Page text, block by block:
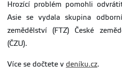
Hrozící problém pomohli
Asie se vydala skupina
zemědělství (FTZ) České
(ČZU).
Více se dočtete v deníku.cz.